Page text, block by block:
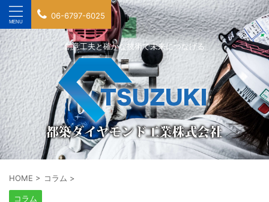
06-6797-6025
創意工夫と確かな技術で未来につなげる
HOME > コラム >
コラム